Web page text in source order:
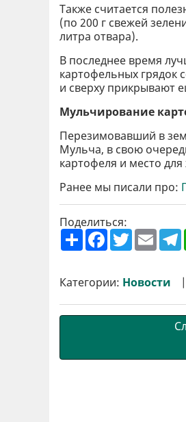
Также считается
(по 200 г свежей
литра отвара).
В последнее время
картофельных грядок
и сверху прикрывают
Мульчирование
Перезимовавший в
Мульча, в свою
картофеля и место
Ранее мы писали про:
Поделиться:
П
о
р
и
F
a
b
o
T
w
t
e
E
m
l
T
g
r
Категории: Новости